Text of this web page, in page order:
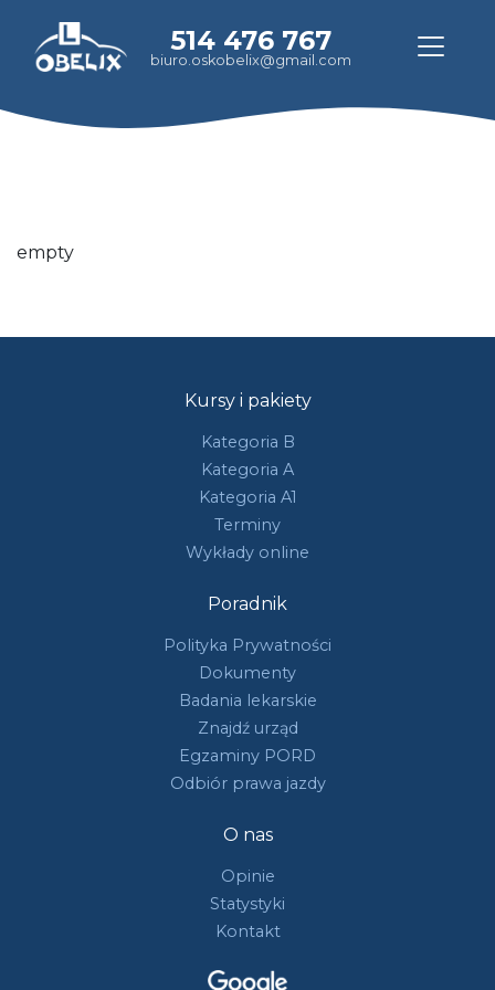
514 476 767
biuro.oskobelix@gmail.com
empty
Kursy i pakiety
Kategoria B
Kategoria A
Kategoria A1
Terminy
Wykłady online
Poradnik
Polityka Prywatności
Dokumenty
Badania lekarskie
Znajdź urząd
Egzaminy PORD
Odbiór prawa jazdy
O nas
Opinie
Statystyki
Kontakt